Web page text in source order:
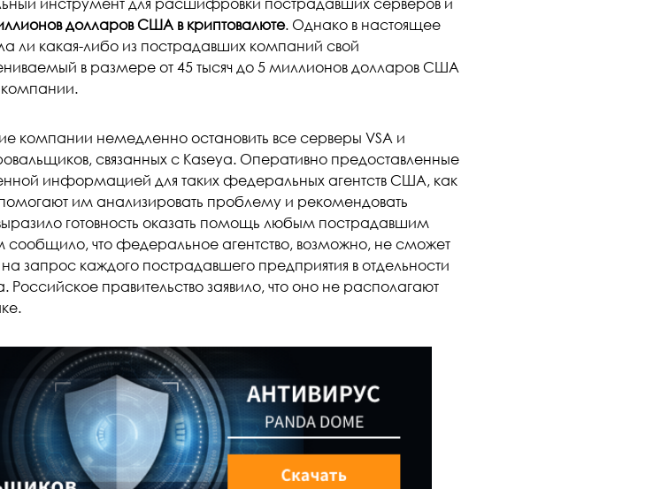
инструмент для расшифровки пострадавших серверов и
долларов США в криптовалюте. Однако в настоящее
ли какая-либо из пострадавших компаний свой
в размере от 45 тысяч до 5 миллионов долларов США
компании.
компании немедленно остановить все серверы VSA и
связанных с Kaseya. Оперативно предоставленные
информацией для таких федеральных агентств США, как
им анализировать проблему и рекомендовать
готовность оказать помощь любым пострадавшим
сообщило, что федеральное агентство, возможно, не сможет
запрос каждого пострадавшего предприятия в отдельности
правительство заявило, что оно не располагают